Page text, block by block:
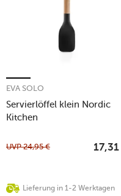
Servierlöffel klein Nordic
Kitchen
EVA SOLO
Lieferung in 1-2 Werktagen
UVP24,95 € 17,31